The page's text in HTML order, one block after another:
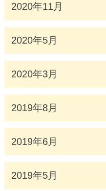
2020年11月
2020年5月
2020年3月
2019年8月
2019年6月
2019年5月